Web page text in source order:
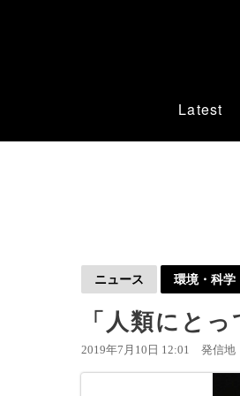
Latest
ニュース 環境・科学
「人類にと
2019年7月10日 12:01 発信地